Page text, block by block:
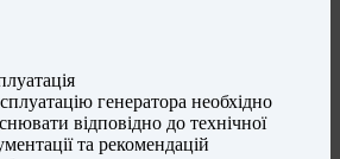
генератора необхідно
відповідно до технічної
та рекомендацій